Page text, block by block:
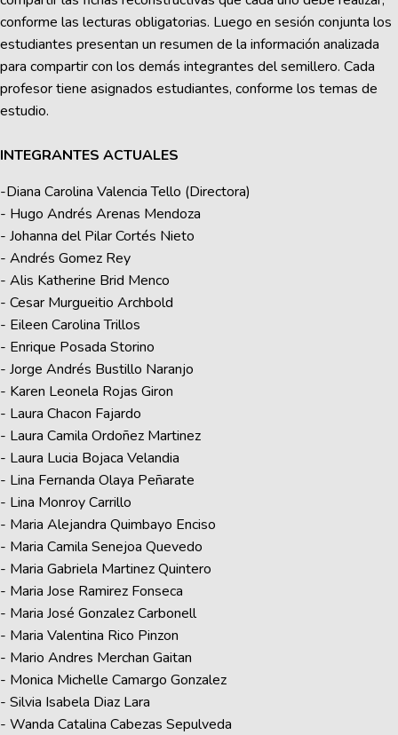
conforme las lecturas obligatorias. Luego en sesión conjunta los
estudiantes presentan un resumen de la información analizada
para compartir con los demás integrantes del semillero. Cada
profesor tiene asignados estudiantes, conforme los temas de
estudio.
INTEGRANTES ACTUALES
-Diana Carolina Valencia Tello (Directora)
- Hugo Andrés Arenas Mendoza
- Johanna del Pilar Cortés Nieto
- Andrés Gomez Rey
- Alis Katherine Brid Menco
- Cesar Murgueitio Archbold
- Eileen Carolina Trillos
- Enrique Posada Storino
- Jorge Andrés Bustillo Naranjo
- Karen Leonela Rojas Giron
- Laura Chacon Fajardo
- Laura Camila Ordoñez Martinez
- Laura Lucia Bojaca Velandia
- Lina Fernanda Olaya Peñarate
- Lina Monroy Carrillo
- Maria Alejandra Quimbayo Enciso
- Maria Camila Senejoa Quevedo
- Maria Gabriela Martinez Quintero
- Maria Jose Ramirez Fonseca
- Maria José Gonzalez Carbonell
- Maria Valentina Rico Pinzon
- Mario Andres Merchan Gaitan
- Monica Michelle Camargo Gonzalez
- Silvia Isabela Diaz Lara
- Wanda Catalina Cabezas Sepulveda